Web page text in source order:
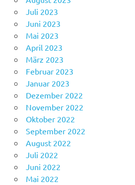
Juli 2023
Juni 2023
Mai 2023
April 2023
März 2023
Februar 2023
Januar 2023
Dezember 2022
November 2022
Oktober 2022
September 2022
August 2022
Juli 2022
Juni 2022
Mai 2022